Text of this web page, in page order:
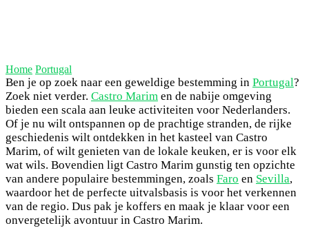
Home Portugal
Ben je op zoek naar een geweldige bestemming in Portugal?
Zoek niet verder. Castro Marim en de nabije omgeving
bieden een scala aan leuke activiteiten voor Nederlanders.
Of je nu wilt ontspannen op de prachtige stranden, de rijke
geschiedenis wilt ontdekken in het kasteel van Castro
Marim, of wilt genieten van de lokale keuken, er is voor elk
wat wils. Bovendien ligt Castro Marim gunstig ten opzichte
van andere populaire bestemmingen, zoals Faro en Sevilla,
waardoor het de perfecte uitvalsbasis is voor het verkennen
van de regio. Dus pak je koffers en maak je klaar voor een
onvergetelijk avontuur in Castro Marim.